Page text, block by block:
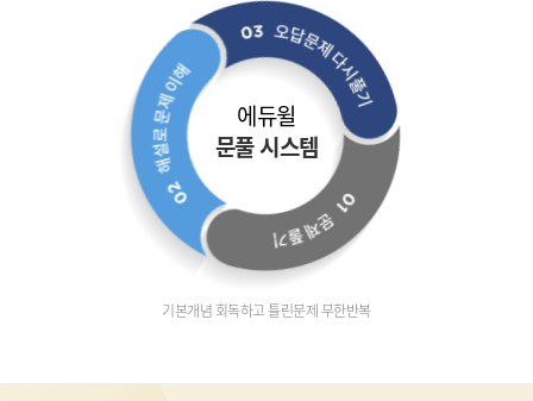
에듀윌
문풀 시스템
기본개념 회독하고 틀린문제 무한반복